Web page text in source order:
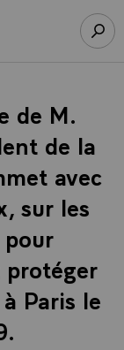
Élysée
de M.
de la
avec
sur les
Paris le